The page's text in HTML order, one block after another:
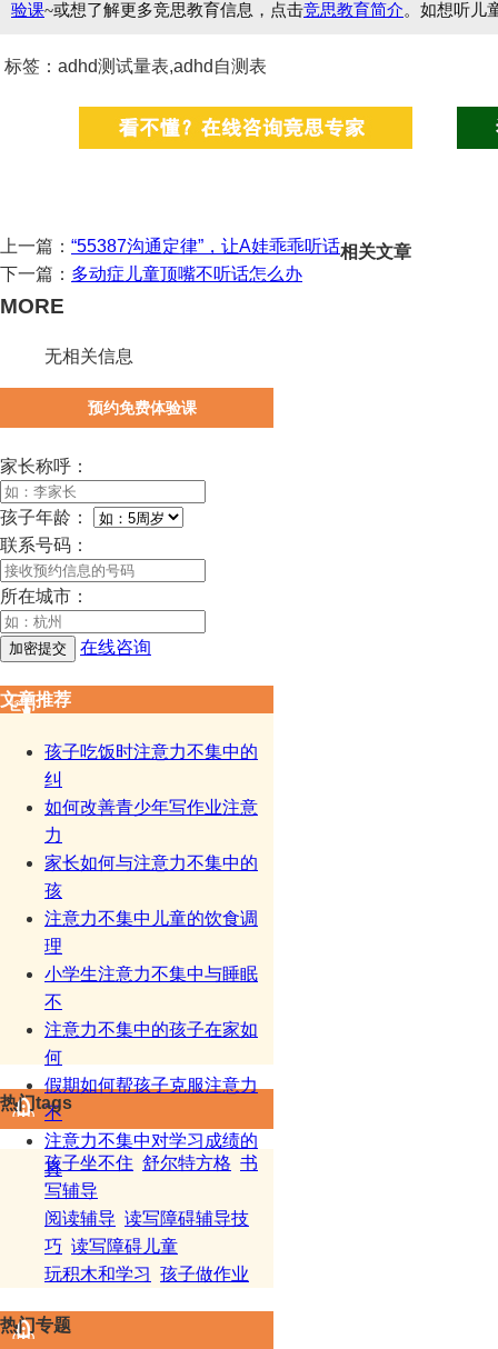
验课~或想了解更多竞思教育信息，点击竞思教育简介。如想听儿
标签：adhd测试量表,adhd自测表
上一篇： “55387沟通定律”，让A娃乖乖听话
下一篇： 多动症儿童顶嘴不听话怎么办
相关文章
MORE
无相关信息
预约免费体验课
家长称呼：
孩子年龄：
联系号码：
所在城市：
在线咨询
文章推荐
孩子吃饭时注意力不集中的
纠
如何改善青少年写作业注意
力
家长如何与注意力不集中的
孩
注意力不集中儿童的饮食调
理
小学生注意力不集中与睡眠
不
注意力不集中的孩子在家如
何
假期如何帮孩子克服注意力
不
注意力不集中对学习成绩的
真
热门tags
孩子坐不住 舒尔特方格 书
写辅导
阅读辅导 读写障碍辅导技
巧 读写障碍儿童
玩积木和学习 孩子做作业
热门专题